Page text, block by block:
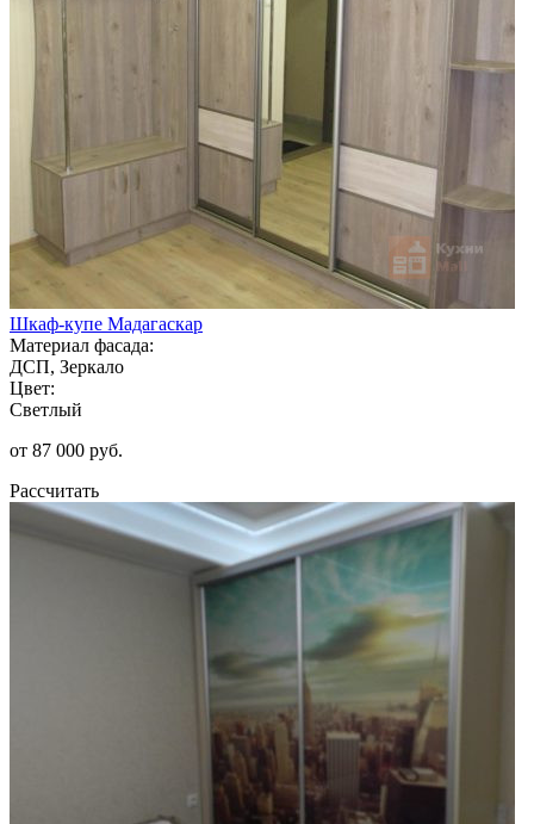
Шкаф-купе Мадагаскар
Материал фасада:
ДСП, Зеркало
Цвет:
Светлый
от 87 000 руб.
Рассчитать